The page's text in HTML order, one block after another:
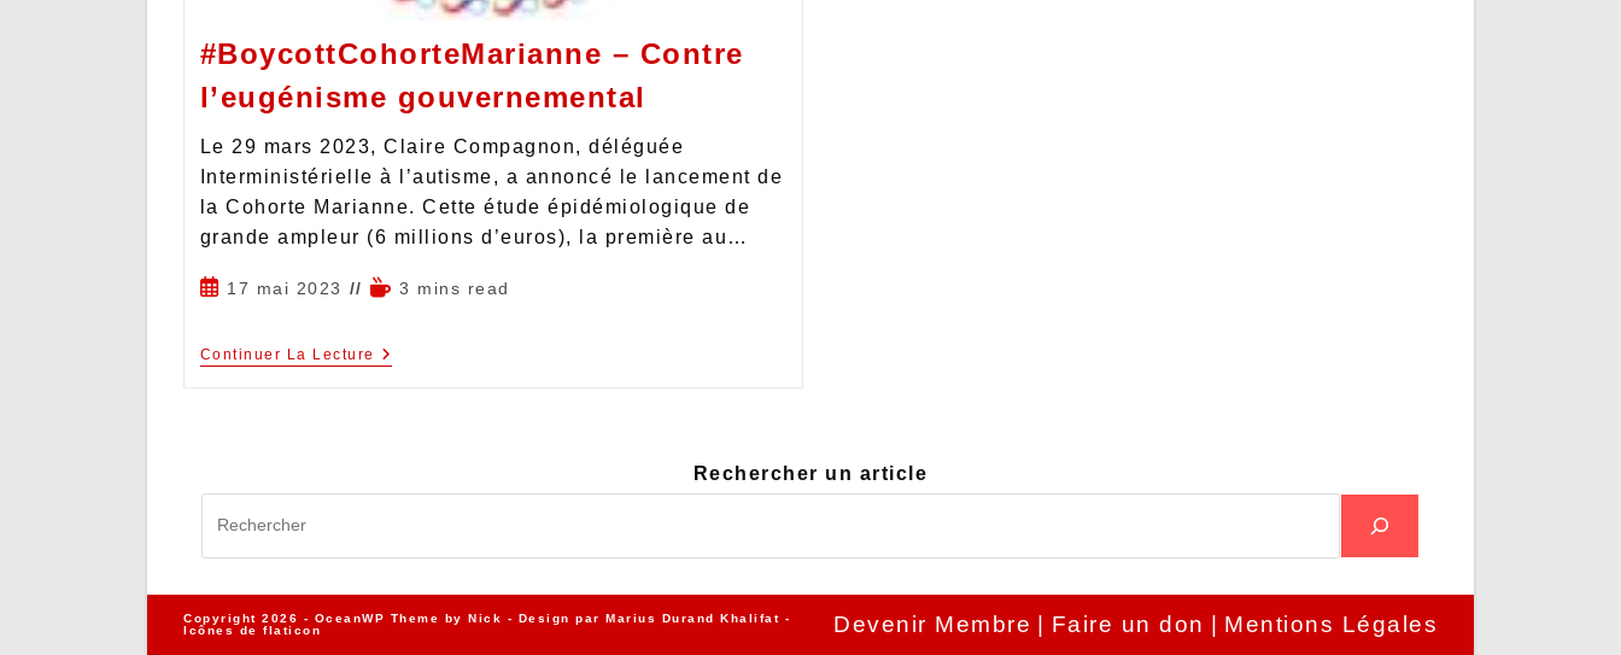
#BoycottCohorteMarianne – Contre
l’eugénisme gouvernemental
Le 29 mars 2023, Claire Compagnon, déléguée
Interministérielle à l’autisme, a annoncé le lancement de
la Cohorte Marianne. Cette étude épidémiologique de
grande ampleur (6 millions d’euros), la première au…
17 mai 2023 3 mins read
Continuer La Lecture
Rechercher un article
Devenir Membre Faire un don Mentions Légales
Copyright 2026 - OceanWP Theme by Nick - Design par Marius Durand Khalifat -
Icônes de flaticon